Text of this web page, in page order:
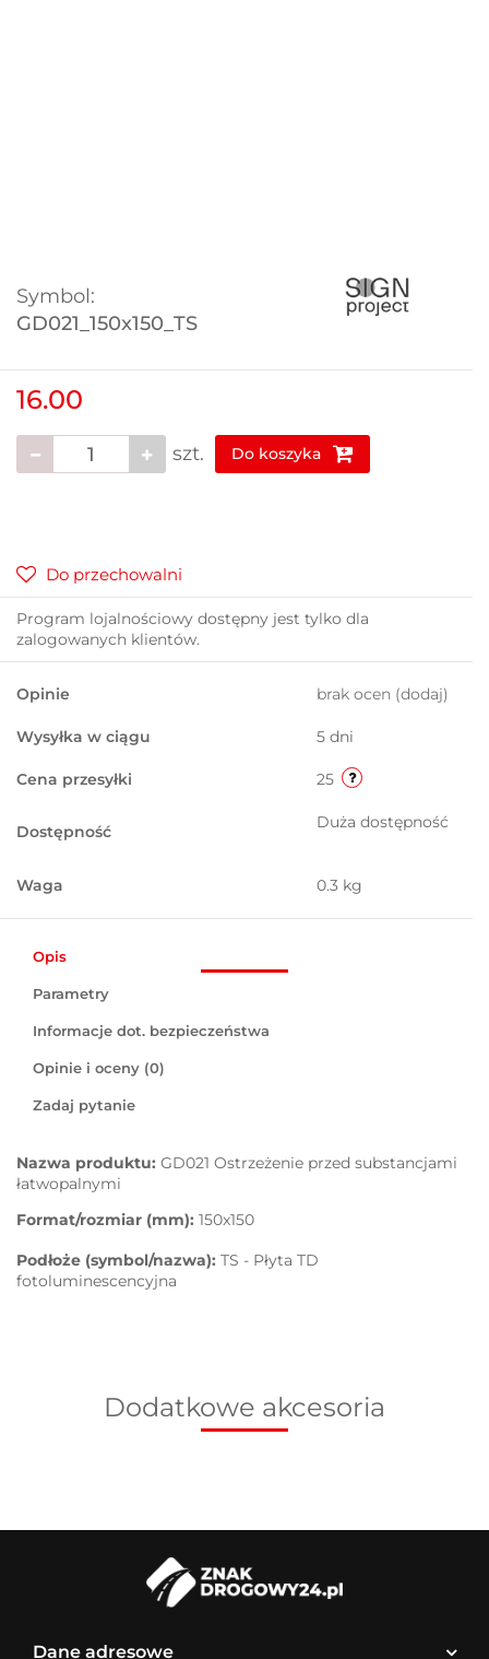
Symbol:
GD021_150x150_TS
16.00
szt. Do koszyka
Do przechowalni
Program lojalnościowy dostępny jest tylko dla
zalogowanych klientów.
Opinie brak ocen (dodaj)
Wysyłka w ciągu 5 dni
Cena przesyłki 25
Dostępność Duża dostępność
Waga 0.3 kg
Opis
Parametry
Informacje dot. bezpieczeństwa
Opinie i oceny (0)
Zadaj pytanie
Nazwa produktu: GD021 Ostrzeżenie przed substancjami
łatwopalnymi
Format/rozmiar (mm): 150x150
Podłoże (symbol/nazwa): TS - Płyta TD
fotoluminescencyjna
Dodatkowe akcesoria
Dane adresowe